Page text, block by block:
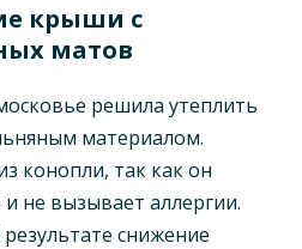
крыши с
матов
решила утеплить
материалом.
конопли, так как он
не вызывает аллергии.
снижение